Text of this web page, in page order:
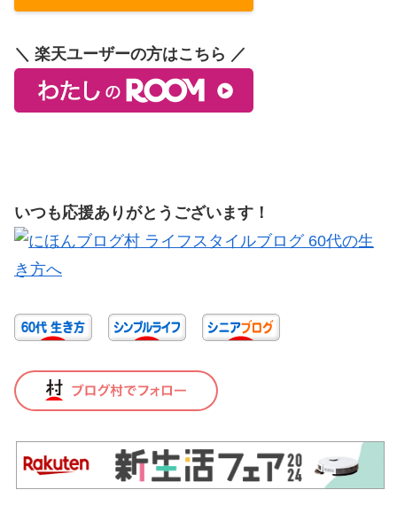
＼ 楽天ユーザーの方はこちら ／
いつも応援ありがとうございます！